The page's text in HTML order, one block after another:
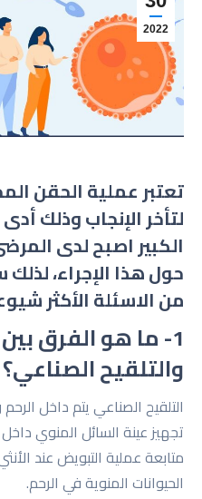
2022
تعتبر عملية الحقن
لتأخر الإنجاب وذلك
الكبير اصبح لدى
حول هذا الإجراء،
من الاسئلة الأكثر
1- ما هو الفرق
والتلقيح الصناعي؟
التلقيح الصناعي يتم داخل
تجهيز عينة السائل المنوي
متابعة عملية التبويض عند
الحيوانات المنوية في الرحم.